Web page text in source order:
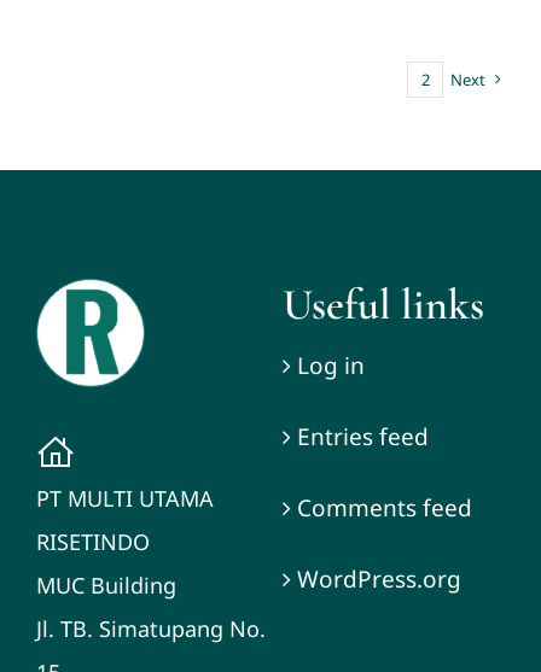
2 Next
PT MULTI UTAMA
RISETINDO
MUC Building
Jl. TB. Simatupang No.
Useful links
Log in
Entries feed
Comments feed
WordPress.org